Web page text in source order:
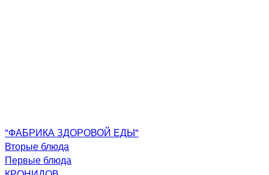
"ФАБРИКА ЗДОРОВОЙ ЕДЫ"
Вторые блюда
Первые блюда